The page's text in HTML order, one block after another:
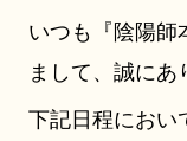
いつも『陰陽師
まして、誠にあ
下記日程におい